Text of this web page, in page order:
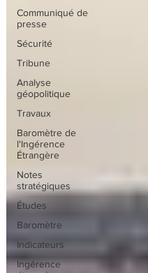
Communiqué de
presse
Sécurité
Tribune
Analyse
géopolitique
Travaux
Baromètre de
l'Ingérence
Étrangère
Notes
stratégiques
Études
Baromètre
Indicateurs
Ingérence